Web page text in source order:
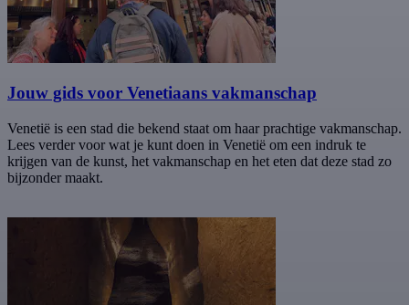
Jouw gids voor Venetiaans vakmanschap
Venetië is een stad die bekend staat om haar prachtige vakmanschap.
Lees verder voor wat je kunt doen in Venetië om een indruk te
krijgen van de kunst, het vakmanschap en het eten dat deze stad zo
bijzonder maakt.